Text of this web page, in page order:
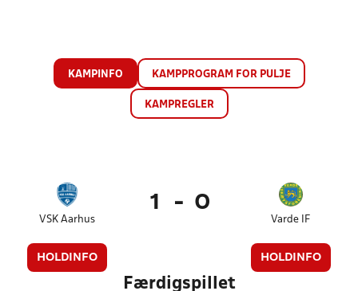
KAMPINFO KAMPPROGRAM FOR PULJE
KAMPREGLER
VSK Aarhus
HOLDINFO
1 - 0
Varde IF
HOLDINFO
Færdigspillet